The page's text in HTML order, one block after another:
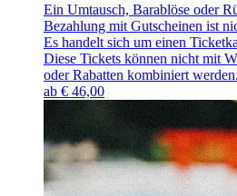
Ein Umtausch, Barablöse oder
Bezahlung mit Gutscheinen ist
Es handelt sich um einen
Diese Tickets können nicht mit
oder Rabatten kombiniert werden.
ab € 46,00